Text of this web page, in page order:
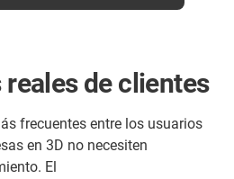
de clientes
frecuentes entre los usuarios
en 3D no necesiten
El